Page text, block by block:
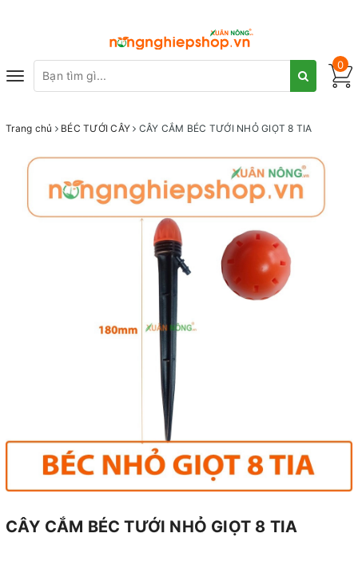
Toggle
0
Trang chủ BÉC TƯỚI CÂY CÂY CẮM BÉC TƯỚI NHỎ GIỌT 8 TIA
CÂY CẮM BÉC TƯỚI NHỎ GIỌT 8 TIA